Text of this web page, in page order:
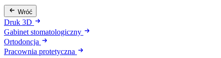
Wróć
Druk 3D
Gabinet stomatologiczny
Ortodoncja
Pracownia protetyczna